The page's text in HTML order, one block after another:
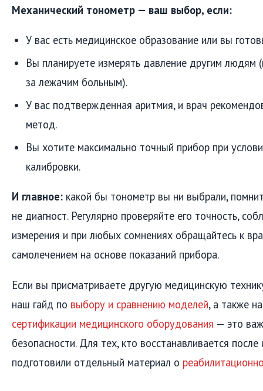
Механический тонометр — ваш выбор, если:
У вас есть медицинское образование или вы
Вы планируете измерять давление другим людям
за лежачим больным).
У вас подтвержденная аритмия, и врач
метод.
Вы хотите максимально точный прибор при
калибровки.
И главное: какой бы тонометр вы ни выбрали,
не диагност. Регулярно проверяйте его точность,
измерения и при любых сомнениях обращайтесь к
самолечением на основе показаний прибора.
Если вы присматриваете другую медицинскую
наш гайд по выбору и сравнению моделей, а также
сертификации медицинского оборудования — это
безопасности. Для тех, кто восстанавливается после
подготовили отдельный материал о